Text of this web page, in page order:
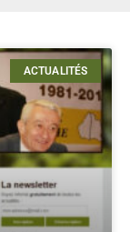
ACTUALITÉS